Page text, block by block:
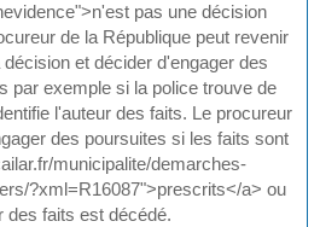
pas une décision
de la République peut revenir
et décider d'engager des
par exemple si la police trouve de
l'auteur des faits. Le procureur
des poursuites si les faits sont
municipalite/demarches-
?xml=R16087">prescrits</a> ou
des faits est décédé.